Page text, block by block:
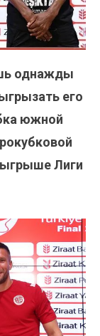
однажды
его
южной
Лиги